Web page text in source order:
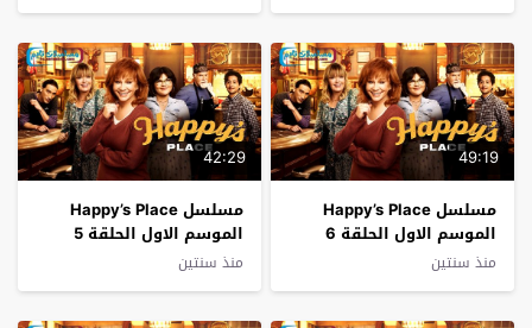
49:19
مسلسل Happy’s Place
الموسم الاول الحلقة 6
فاصل اعلاني
منذ سنتين
42:29
مسلسل Happy’s Place
الموسم الاول الحلقة 5
فاصل اعلاني
منذ سنتين